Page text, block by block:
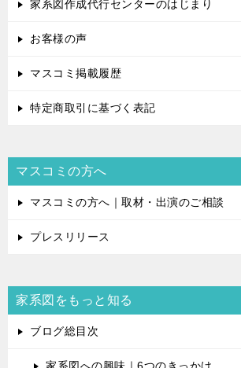
家系図作成代行センターのはじまり
お客様の声
マスコミ掲載履歴
特定商取引に基づく表記
マスコミの方へ
マスコミの方へ｜取材・出演のご相談
プレスリリース
家系図をもっと知る
ブログ総目次